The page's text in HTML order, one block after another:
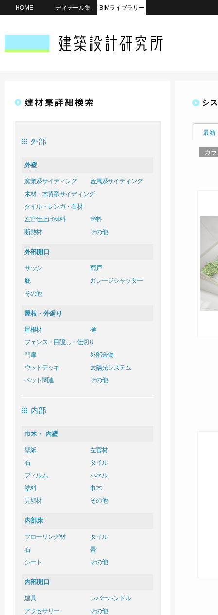
HOME ディテール集 BIMライブラリー
外部
外壁
窯業系サイディング
金属系サイディング
木材・木質系サイディング
タイル・レンガ・石材
左官仕上げ材料
塗料
断熱材
その他
外部開口
サッシ
雨戸
庇
ガレージシャッター
その他
屋根・外廻り
屋根材
樋
フェンス・目隠し・仕切り
門扉
外部金物
ウッドデッキ
太陽光システム
ペット関連
その他
内部
巾木・ 内壁
壁紙
左官材
石
タイル
フィルム
パネル
塗料
巾木
見切材
その他
内部床
フローリング材
タイル
石
畳
シート
その他
内部開口
建具
レバーハンドル
アクセサリー
その他
シ
最新
カ